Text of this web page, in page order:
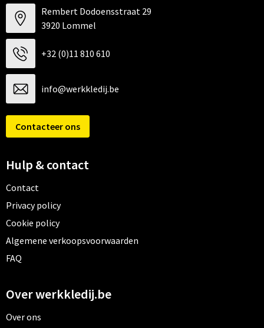
Rembert Dodoensstraat 29
3920 Lommel
+32 (0)11 810 610
info@werkkledij.be
Contacteer ons
Hulp & contact
Contact
Privacy policy
Cookie policy
Algemene verkoopsvoorwaarden
FAQ
Over werkkledij.be
Over ons